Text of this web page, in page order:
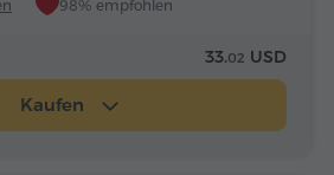
98% empfohlen
33.02 USD
Kaufen